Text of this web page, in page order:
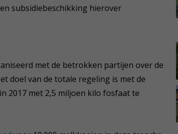
subsidiebeschikking hierover
met de betrokken partijen over de
doel van de totale regeling is met de
2017 met 2,5 miljoen kilo fosfaat te